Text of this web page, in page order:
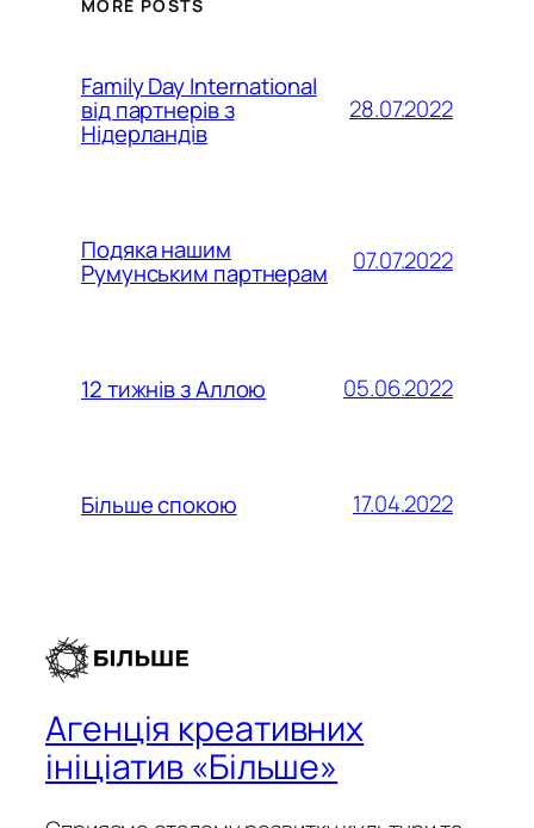
MORE POSTS
Family Day International
від партнерів з
Нідерландів
28.07.2022
Подяка нашим
Румунським партнерам 07.07.2022
12 тижнів з Аллою 05.06.2022
Більше спокою 17.04.2022
Агенція креативних
ініціатив «Більше»